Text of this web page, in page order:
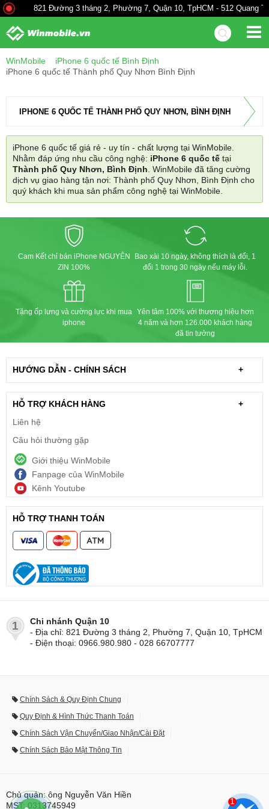
821 Đường 3 tháng 2, Phường 7, Quận 10, TpHCM - 512 Quang
WinMobile
iPhone 6 quốc tế Bình Định
iPhone 6 quốc tế Thành phố Quy Nhơn Bình Định
IPHONE 6 QUỐC TẾ THÀNH PHỐ QUY NHƠN, BÌNH ĐỊNH
iPhone 6 quốc tế giá rẻ - uy tín - chất lượng tại WinMobile.
Nhằm đáp ứng nhu cầu công nghệ: iPhone 6 quốc tế tại
Thành phố Quy Nhơn, Bình Định. WinMobile đã tăng cường
dịch vụ giao hàng tận nơi: Thành phố Quy Nhơn, Bình Định cho
quý khách khi mua sản phẩm công nghệ tại WinMobile.
Cam Kết chỉ bán iPhone NGUYÊN
ZIN 100%
Bao xài 10 ngày, không thích là đổi, 1
đổi 1 trong 30 ngày nếu máy lỗi.
Tặng ốp lưng và cường lực khi mua
iphone
Yên tâm 100% với thương hiệu hơn
4 năm và hơn 126.000 khách hàng
đã tin tưởng
HƯỚNG DẪN - CHÍNH SÁCH +
HỖ TRỢ KHÁCH HÀNG
+
Liên hệ
Câu hỏi thường gặp
Giới thiệu WinMobile
Fanpage của WinMobile
Kênh Youtube
HỖ TRỢ THANH TOÁN
1
Chi nhánh Quận 10
- Địa chỉ: 821 Đường 3 tháng 2, Phường 7, Quận 10, TpHCM
- Điện thoại: 0966.980.980 - 028 66707777
Chính Sách & Quy Định Chung
Quy Định & Hình Thức Thanh Toán
Chính Sách Vận Chuyển/Giao Nhận/Cài Đặt
Chính Sách Bảo Mật Thông Tin
Chủ quản: ông Nguyễn Văn Hiền
MST: 0313745949
1